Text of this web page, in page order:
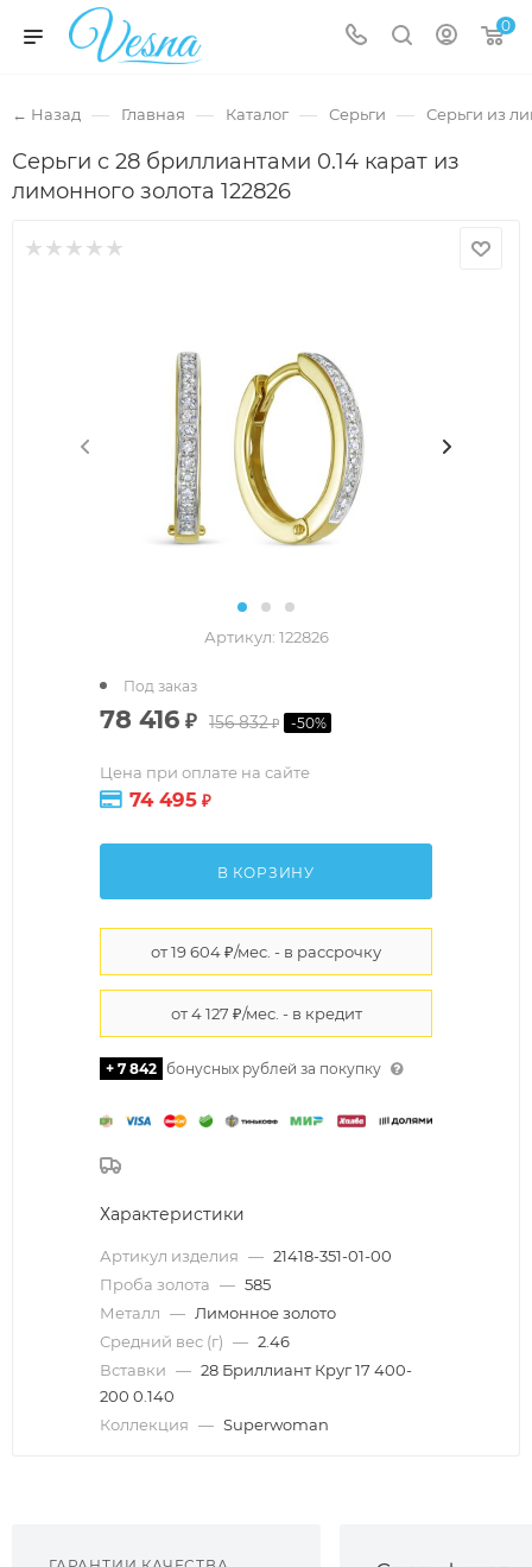
0
← Назад — Главная — Каталог — Серьги — Серьги из
Серьги с 28 бриллиантами 0.14 карат из
лимонного золота 122826
Артикул: 122826
78 416 ₽ 156 832₽ -50%
Цена при оплате на сайте
74 495 ₽
Под заказ
В КОРЗИНУ
+ 7 842 бонусных рублей за покупку
Характеристики
Артикул изделия — 21418-351-01-00
Проба золота — 585
Металл — Лимонное золото
Средний вес (г) — 2.46
Вставки — 28 Бриллиант Круг 17 400-
200 0.140
Коллекция — Superwoman